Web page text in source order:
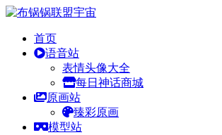
首页
语音站
表情头像大全
每日神话商城
原画站
臻彩原画
模型站